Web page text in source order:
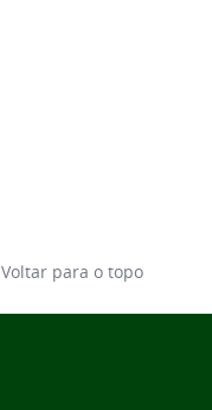
Voltar para o topo